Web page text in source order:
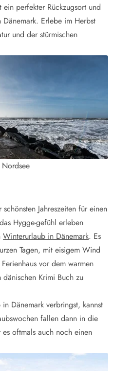
perfekter Rückzugsort und
Erlebe im Herbst
und der stürmischen
Jahreszeiten für einen
Hygge-gefühl erleben
Winterurlaub in Dänemark. Es
Tagen, mit eisigem Wind
vor dem warmen
Krimi Buch zu
Dänemark verbringst, kannst
fallen dann in die
oftmals auch noch einen